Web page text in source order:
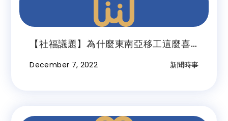
【社福議題】為什麼東南亞移工這麼喜
出異鄉下的打工人心聲
December 7, 2022 新聞時事